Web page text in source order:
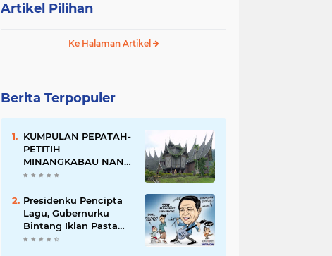
Artikel Pilihan
Ke Halaman Artikel
Berita Terpopuler
KUMPULAN PEPATAH-
PETITIH
MINANGKABAU NAN
ELOK
Presidenku Pencipta
Lagu, Gubernurku
Bintang Iklan Pasta
Gigi